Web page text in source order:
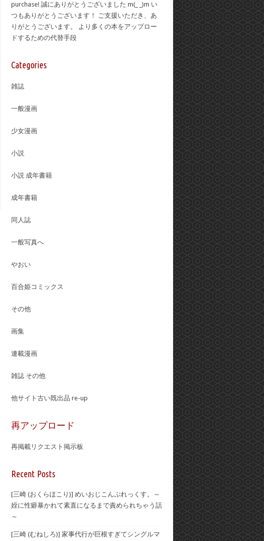
purchase! 誠にありがとうございました m(_ _)m い
つもありがとうございます！ ご支援いただき、あ
りがとうございます。 より多くの本をアップロー
ドするための代替手段
Categories
雑誌
一般漫画
少女漫画
小説
小説 成年書籍
成年書籍
同人誌
一般写真へ
やおい
百合姫コミックス
その他
画集
連載漫画
雑誌 その他
他サイト古い既出品 re-up
再アップロード
再掲載リクエスト掲示板
Recent Posts
[三崎 (おくらほこり)] めいおじこんぷれっくす。～
姪に性癖暴かれて素直になるまで責められちゃう話
～
[三崎 (むねしろ)] 家事代行が巨根すぎてシングルマ